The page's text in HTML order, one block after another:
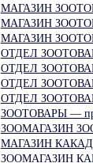
МАГАЗИН
МАГАЗИН
МАГАЗИН
ОТДЕЛ
ОТДЕЛ
ОТДЕЛ
ОТДЕЛ
ЗООТОВАРЫ —
ЗООМАГАЗИН
МАГАЗИН
ЗООМАГАЗИН